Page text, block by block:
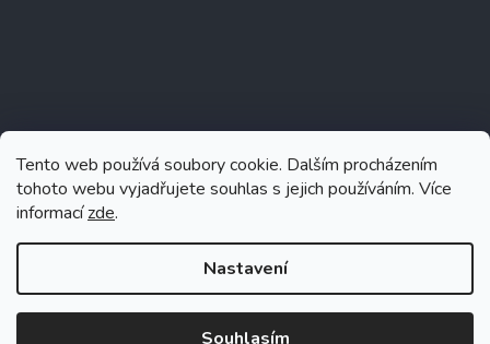
Tento web používá soubory cookie. Dalším procházením
tohoto webu vyjadřujete souhlas s jejich používáním. Více
informacízde.
Nastavení
Souhlasím
Sledovat na Instagramu